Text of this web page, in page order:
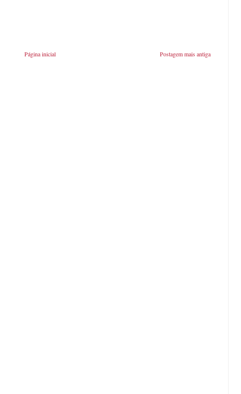
Postagem mais antiga
Página inicial